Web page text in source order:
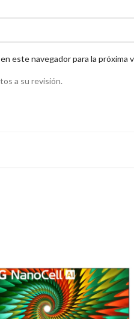
este navegador para la próxima
a su revisión.